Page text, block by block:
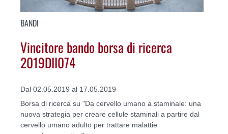
BANDI
Vincitore bando borsa di ricerca
2019DII074
Dal 02.05.2019 al 17.05.2019
Borsa di ricerca su "Da cervello umano a staminale: una
nuova strategia per creare cellule staminali a partire dal
cervello umano adulto per trattare malattie